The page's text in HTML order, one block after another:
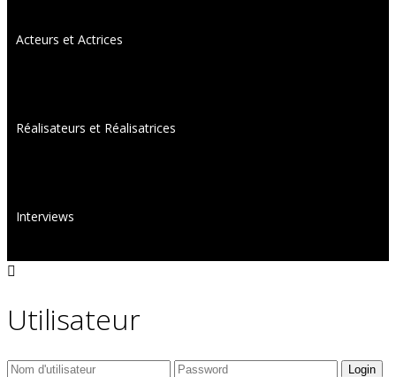
Acteurs et Actrices
Réalisateurs et Réalisatrices
Interviews
Utilisateur